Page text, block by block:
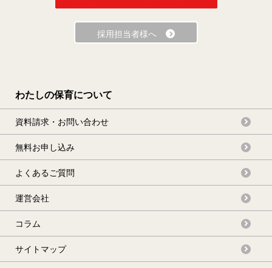
泉北郡 泉南郡 南河内郡
採用担当者様へ
わたしの保育について
資料請求・お問い合わせ
無料お申し込み
よくあるご質問
運営会社
コラム
サイトマップ